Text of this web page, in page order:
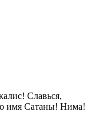
Славься,
имя Сатаны! Нима!